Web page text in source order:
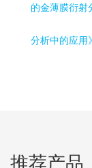
的金薄膜衍射
分析中的应用》
推荐产品